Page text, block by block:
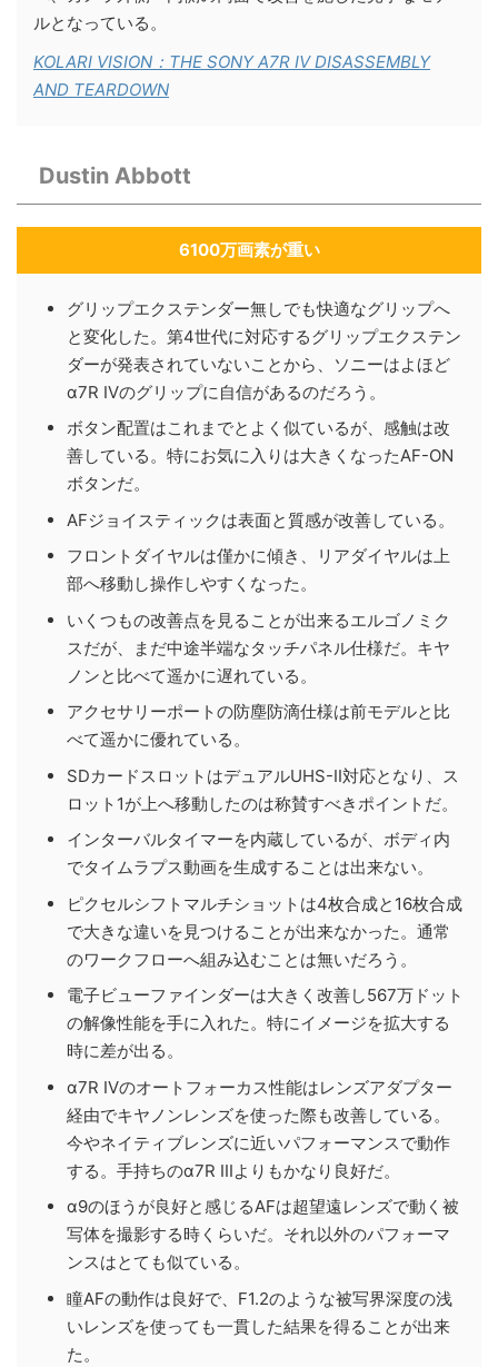
ルとなっている。
KOLARI VISION：THE SONY A7R IV DISASSEMBLY
AND TEARDOWN
Dustin Abbott
6100万画素が重い
グリップエクステンダー無しでも快適なグリップへ
と変化した。第4世代に対応するグリップエクステン
ダーが発表されていないことから、ソニーはよほど
α7R IVのグリップに自信があるのだろう。
ボタン配置はこれまでとよく似ているが、感触は改
善している。特にお気に入りは大きくなったAF-ON
ボタンだ。
AFジョイスティックは表面と質感が改善している。
フロントダイヤルは僅かに傾き、リアダイヤルは上
部へ移動し操作しやすくなった。
いくつもの改善点を見ることが出来るエルゴノミク
スだが、まだ中途半端なタッチパネル仕様だ。キヤ
ノンと比べて遥かに遅れている。
アクセサリーポートの防塵防滴仕様は前モデルと比
べて遥かに優れている。
SDカードスロットはデュアルUHS-II対応となり、ス
ロット1が上へ移動したのは称賛すべきポイントだ。
インターバルタイマーを内蔵しているが、ボディ内
でタイムラプス動画を生成することは出来ない。
ピクセルシフトマルチショットは4枚合成と16枚合成
で大きな違いを見つけることが出来なかった。通常
のワークフローへ組み込むことは無いだろう。
電子ビューファインダーは大きく改善し567万ドット
の解像性能を手に入れた。特にイメージを拡大する
時に差が出る。
α7R IVのオートフォーカス性能はレンズアダプター
経由でキヤノンレンズを使った際も改善している。
今やネイティブレンズに近いパフォーマンスで動作
する。手持ちのα7R IIIよりもかなり良好だ。
α9のほうが良好と感じるAFは超望遠レンズで動く被
写体を撮影する時くらいだ。それ以外のパフォーマ
ンスはとても似ている。
瞳AFの動作は良好で、F1.2のような被写界深度の浅
いレンズを使っても一貫した結果を得ることが出来
た。